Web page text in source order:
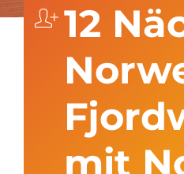
12
mit